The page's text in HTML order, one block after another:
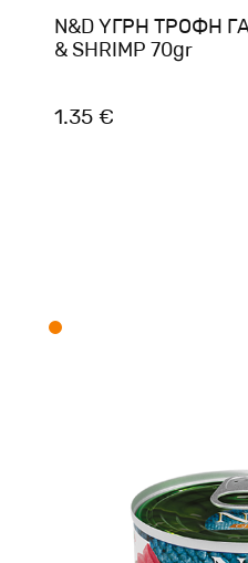
N&D ΥΓΡΗ ΤΡΟΦΗ
& SHRIMP 70gr
1.35 €